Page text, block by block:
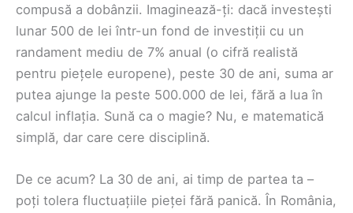
compusă a dobânzii. Imaginează-ți: dacă investești
lunar 500 de lei într-un fond de investiții cu un
randament mediu de 7% anual (o cifră realistă
pentru piețele europene), peste 30 de ani, suma ar
putea ajunge la peste 500.000 de lei, fără a lua în
calcul inflația. Sună ca o magie? Nu, e matematică
simplă, dar care cere disciplină.
De ce acum? La 30 de ani, ai timp de partea ta –
poți tolera fluctuațiile pieței fără panică. În România,